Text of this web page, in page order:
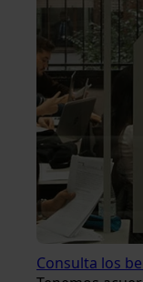
Consulta los